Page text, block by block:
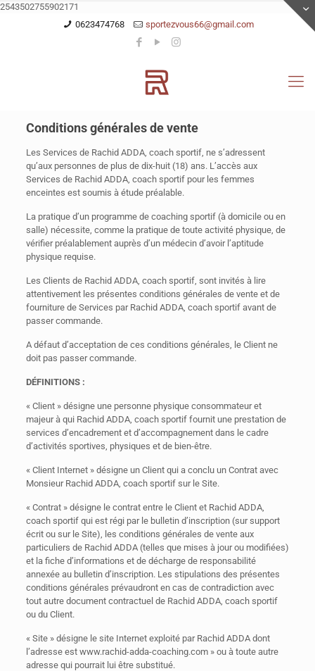
2543502755902171
0623474768
sportezvous66@gmail.com
Conditions générales de vente
Les Services de Rachid ADDA, coach sportif, ne s’adressent
qu’aux personnes de plus de dix-huit (18) ans. L’accès aux
Services de Rachid ADDA, coach sportif pour les femmes
enceintes est soumis à étude préalable.
La pratique d’un programme de coaching sportif (à domicile ou en
salle) nécessite, comme la pratique de toute activité physique, de
vérifier préalablement auprès d’un médecin d’avoir l’aptitude
physique requise.
Les Clients de Rachid ADDA, coach sportif, sont invités à lire
attentivement les présentes conditions générales de vente et de
fourniture de Services par Rachid ADDA, coach sportif avant de
passer commande.
A défaut d’acceptation de ces conditions générales, le Client ne
doit pas passer commande.
DÉFINITIONS :
« Client » désigne une personne physique consommateur et
majeur à qui Rachid ADDA, coach sportif fournit une prestation de
services d’encadrement et d’accompagnement dans le cadre
d’activités sportives, physiques et de bien-être.
« Client Internet » désigne un Client qui a conclu un Contrat avec
Monsieur Rachid ADDA, coach sportif sur le Site.
« Contrat » désigne le contrat entre le Client et Rachid ADDA,
coach sportif qui est régi par le bulletin d’inscription (sur support
écrit ou sur le Site), les conditions générales de vente aux
particuliers de Rachid ADDA (telles que mises à jour ou modifiées)
et la fiche d’informations et de décharge de responsabilité
annexée au bulletin d’inscription. Les stipulations des présentes
conditions générales prévaudront en cas de contradiction avec
tout autre document contractuel de Rachid ADDA, coach sportif
ou du Client.
« Site » désigne le site Internet exploité par Rachid ADDA dont
l’adresse est www.rachid-adda-coaching.com » ou à toute autre
adresse qui pourrait lui être substitué.